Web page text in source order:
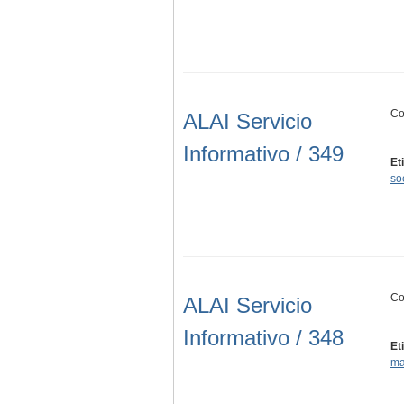
ALAI Servicio
Informativo / 349
ALAI Servicio
Informativo / 348